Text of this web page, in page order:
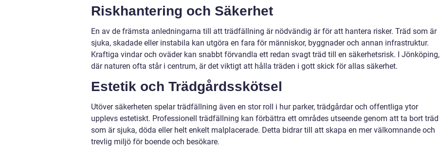
Riskhantering och Säkerhet
En av de främsta anledningarna till att trädfällning är nödvändig är för att hantera risker. Träd som är
sjuka, skadade eller instabila kan utgöra en fara för människor, byggnader och annan infrastruktur.
Kraftiga vindar och oväder kan snabbt förvandla ett redan svagt träd till en säkerhetsrisk. I Jönköping,
där naturen ofta står i centrum, är det viktigt att hålla träden i gott skick för allas säkerhet.
Estetik och Trädgårdsskötsel
Utöver säkerheten spelar trädfällning även en stor roll i hur parker, trädgårdar och offentliga ytor
upplevs estetiskt. Professionell trädfällning kan förbättra ett områdes utseende genom att ta bort träd
som är sjuka, döda eller helt enkelt malplacerade. Detta bidrar till att skapa en mer välkomnande och
trevlig miljö för boende och besökare.